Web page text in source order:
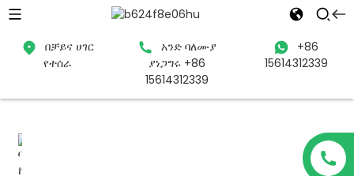
በቻይና ሀገር
የተሰራ
አንድ ባለሙያ
ያነጋግሩ +86
15614312339
+86
15614312339
ምርቶች ከመስመር ውጭ UPS